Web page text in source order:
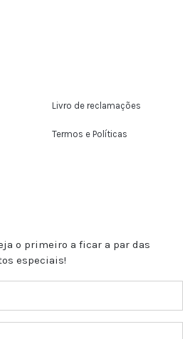
Livro de reclamações
Termos e Políticas
o primeiro a ficar a par das
especiais!